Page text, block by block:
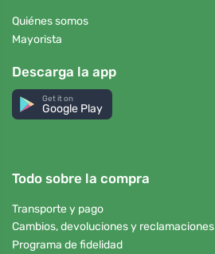
Quiénes somos
Mayorista
Descarga la app
Get it on
Google Play
Todo sobre la compra
Transporte y pago
Cambios, devoluciones y reclamaciones
Programa de fidelidad